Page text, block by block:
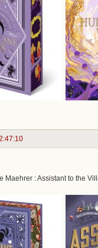
Maehrer : Assistant to the